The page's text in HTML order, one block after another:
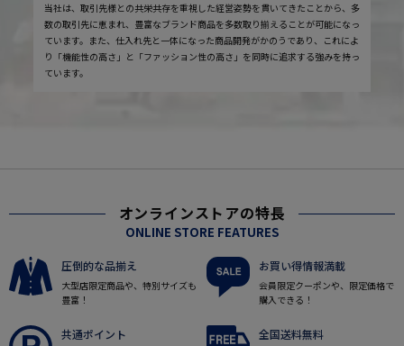
当社は、取引先様との共栄共存を重視した経営姿勢を貫いてきたことから、多
数の取引先に恵まれ、豊富なブランド商品を多数取り揃えることが可能になっ
ています。また、仕入れ先と一体になった商品開発がかのうであり、これによ
り「機能性の高さ」と「ファッション性の高さ」を同時に追求する強みを持っ
ています。
オンラインストアの特長
ONLINE STORE FEATURES
圧倒的な品揃え
大型店限定商品や、特別サイズも
豊富！
お買い得情報満載
会員限定クーポンや、限定価格で
購入できる！
共通ポイント 全国送料無料